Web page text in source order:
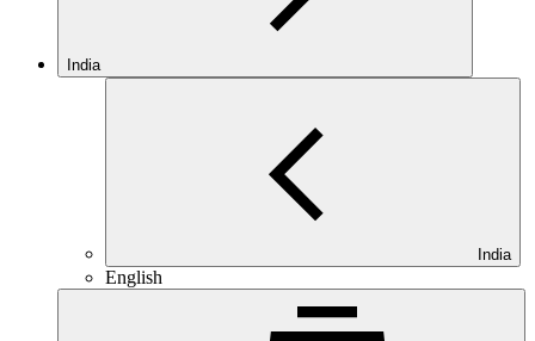
India
India
English